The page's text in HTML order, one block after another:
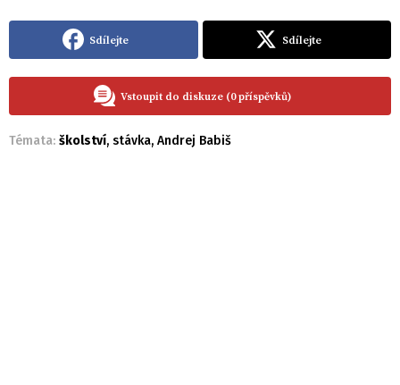
Sdílejte Sdílejte
Vstoupit do diskuze (0 příspěvků)
Témata: školství, stávka, Andrej Babiš